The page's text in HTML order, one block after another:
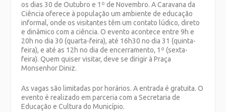
os dias 30 de Outubro e 1º de Novembro. A Caravana da
Ciência oferece à população um ambiente de educação
informal, onde os visitantes têm um contato lúdico, direto
e dinâmico com a ciência. O evento acontece entre 9h e
20h no dia 30 (quarta-feira), até 16h30 no dia 31 (quinta-
feira), e até as 12h no dia de encerramento, 1º (sexta-
feira). Quem quiser visitar, deve se dirigir à Praça
Monsenhor Diniz.
As vagas são limitadas por horários. A entrada é gratuita. O
evento é realizado em parceria com a Secretaria de
Educação e Cultura do Município.